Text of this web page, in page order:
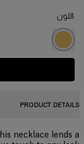
:اللون
PRODUCT DETAILS
necklace lends a